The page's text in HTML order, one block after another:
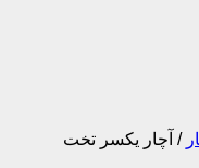
/ آچار یکسر تخت